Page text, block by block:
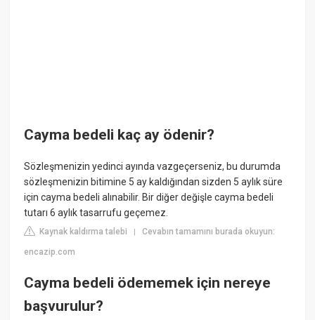
Cayma bedeli kaç ay ödenir?
Sözleşmenizin yedinci ayında vazgeçerseniz, bu durumda
sözleşmenizin bitimine 5 ay kaldığından sizden 5 aylık süre
için cayma bedeli alınabilir. Bir diğer değişle cayma bedeli
tutarı 6 aylık tasarrufu geçemez.
Kaynak kaldırma talebi |Cevabın tamamını burada okuyun:
encazip.com
Cayma bedeli ödememek için nereye
başvurulur?